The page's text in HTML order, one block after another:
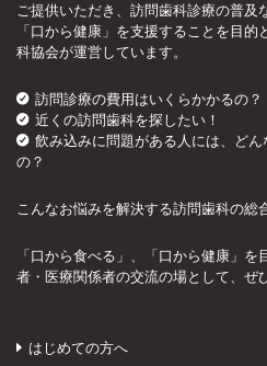
ご提供いただき、訪問歯科診療の普及
「口から健康」を支援することを目
科協会が運営しています。
訪問診療の費用はいくらかかるの？
近くの訪問歯科を探したい！
飲み込みに問題がある人には、ど
の？
こんなお悩みを解決する訪問歯科の総
「口から食べる」、「口から健康」
者・医療関係者の交流の場として、ぜ
はじめての方へ